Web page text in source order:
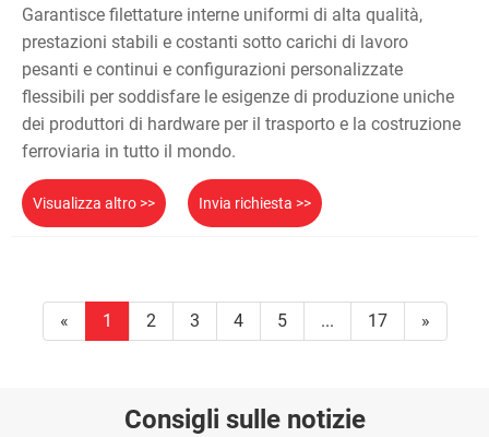
Garantisce filettature interne uniformi di alta qualità,
prestazioni stabili e costanti sotto carichi di lavoro
pesanti e continui e configurazioni personalizzate
flessibili per soddisfare le esigenze di produzione uniche
dei produttori di hardware per il trasporto e la costruzione
ferroviaria in tutto il mondo.
Visualizza altro >> Invia richiesta >>
« 1 2 3 4 5 ... 17 »
Consigli sulle notizie